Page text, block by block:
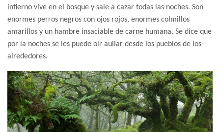
infierno vive en el bosque y sale a cazar todas las noches. Son
enormes perros negros con ojos rojos, enormes colmillos
amarillos y un hambre insaciable de carne humana. Se dice que
por la noches se les puede oír aullar desde los pueblos de los
alrededores.